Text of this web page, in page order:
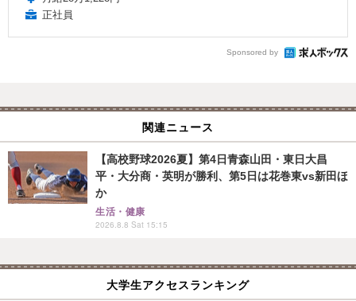
正社員
Sponsored by
関連ニュース
【高校野球2026夏】第4日青森山田・東日大昌
平・大分商・英明が勝利、第5日は花巻東vs新田ほ
か
生活・健康
2026.8.8 Sat 15:15
大学生アクセスランキング